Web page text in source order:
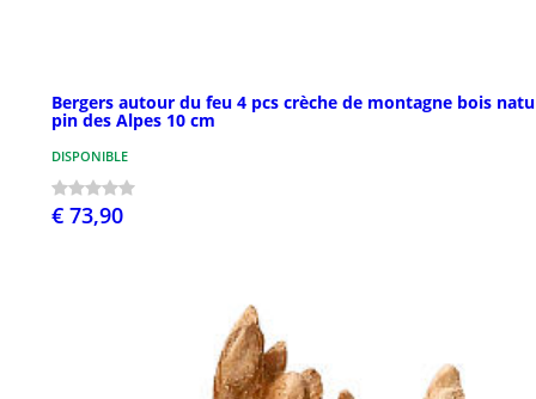
Bergers autour du feu 4 pcs crèche de montagne bois
pin des Alpes 10 cm
DISPONIBLE
€ 73,90